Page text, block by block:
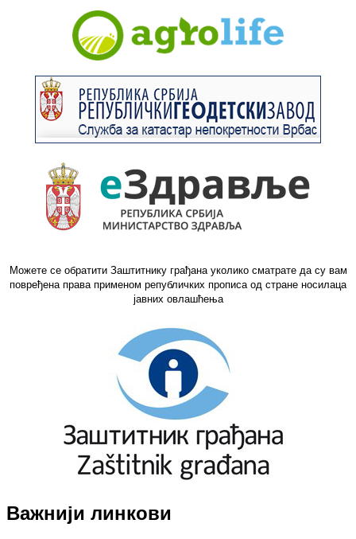
Можете се обратити Заштитнику грађана уколико сматрате да су вам
повређена права применом републичких прописа од стране носилаца
јавних овлашћења
Важнији линкови